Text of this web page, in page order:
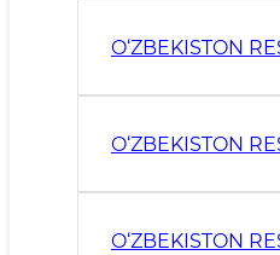
O‘ZBEKISTON
O‘ZBEKISTON
O‘ZBEKISTON